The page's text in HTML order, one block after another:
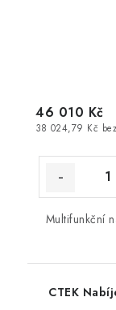
38 024,79 Kč
46 010 Kč
Multifunkční
CTEK